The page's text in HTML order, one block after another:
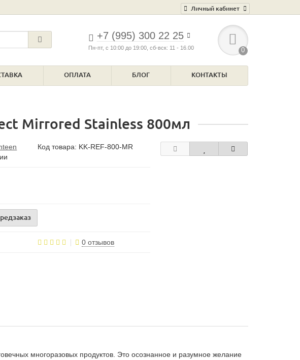
Личный кабинет
+7 (995) 300 22 25
Пн-пт, с 10:00 до 19:00, сб-вск: 11 - 16.00 0
ОПЛАТА БЛОГ КОНТАКТЫ
Mirrored Stainless 800мл
Код товара: KK-REF-800-MR
0 отзывов
многоразовых продуктов. Это осознанное и разумное желание